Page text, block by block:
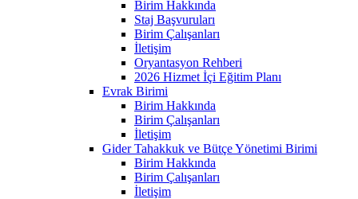
Birim Hakkında
Staj Başvuruları
Birim Çalışanları
İletişim
Oryantasyon Rehberi
2026 Hizmet İçi Eğitim Planı
Evrak Birimi
Birim Hakkında
Birim Çalışanları
İletişim
Gider Tahakkuk ve Bütçe Yönetimi Birimi
Birim Hakkında
Birim Çalışanları
İletişim